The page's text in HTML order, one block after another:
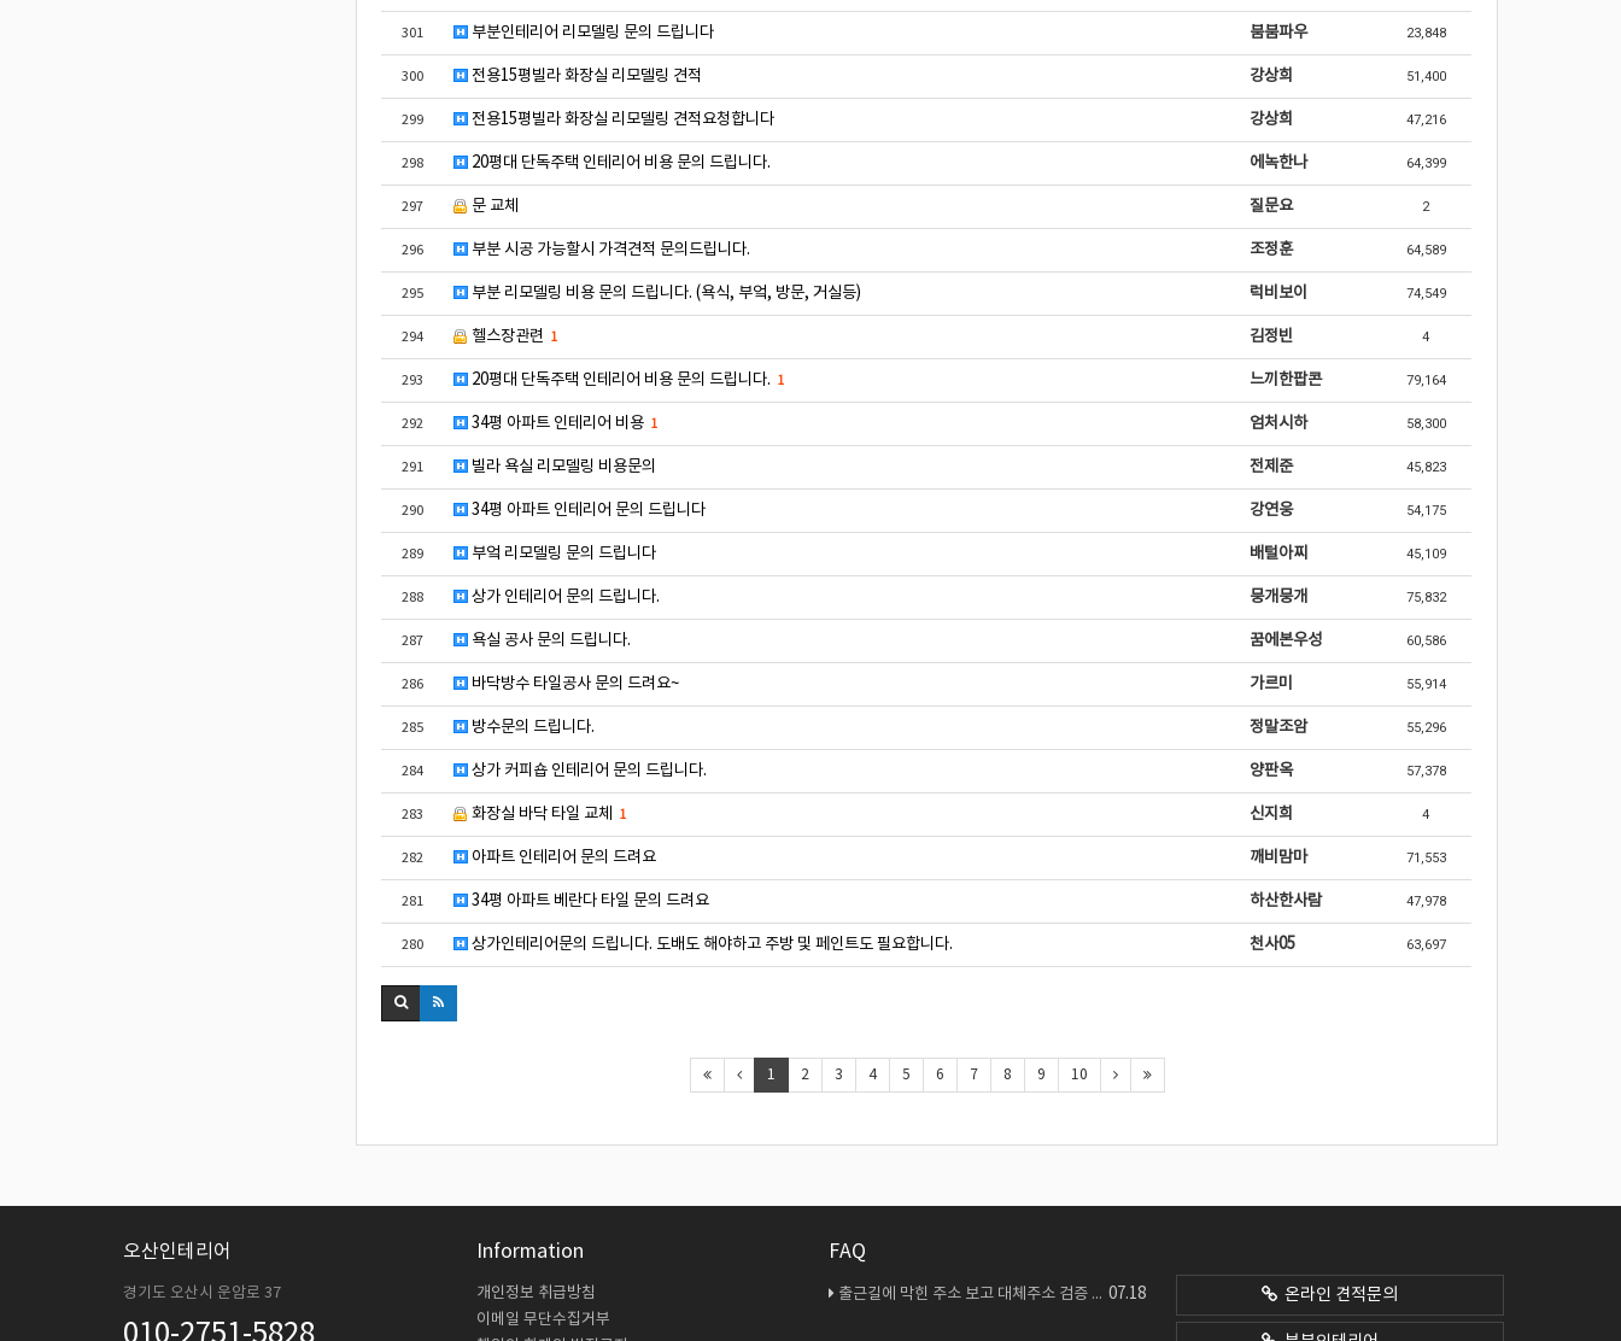
301 부분인테리어 리모델링 문의 드립니다 붐붐파우 23,848
300 전용15평빌라 화장실 리모델링 견적 강상희 51,400
299 전용15평빌라 화장실 리모델링 견적요청합니다 강상희 47,216
298 20평대 단독주택 인테리어 비용 문의 드립니다. 에녹한나 64,399
297 문 교체 질문요 2
296 부분 시공 가능할시 가격견적 문의드립니다. 조정훈 64,589
295 부분 리모델링 비용 문의 드립니다. (욕식, 부엌, 방문, 거실등) 럭비보이 74,549
294 헬스장관련 1 김정빈 4
293 20평대 단독주택 인테리어 비용 문의 드립니다. 1 느끼한팝콘 79,164
292 34평 아파트 인테리어 비용 1 엄처시하 58,300
291 빌라 욕실 리모델링 비용문의 전제준 45,823
290 34평 아파트 인테리어 문의 드립니다 강연웅 54,175
289 부엌 리모델링 문의 드립니다 배털아찌 45,109
288 상가 인테리어 문의 드립니다. 뭉개뭉개 75,832
287 욕실 공사 문의 드립니다. 꿈에본우성 60,586
286 바닥방수 타일공사 문의 드려요~ 가르미 55,914
285 방수문의 드립니다. 정말조암 55,296
284 상가 커피숍 인테리어 문의 드립니다. 양판옥 57,378
283 화장실 바닥 타일 교체 1 신지희 4
282 아파트 인테리어 문의 드려요 깨비맘마 71,553
281 34평 아파트 베란다 타일 문의 드려요 하산한사람 47,978
280 상가인테리어문의 드립니다. 도배도 해야하고 주방 및 페인트도 필요합니다. 천사05 63,697
1 2 3 4 5 6 7 8 9 10
오산인테리어
경기도 오산시 운암로 37
Information
개인정보 취급방침
이메일 무단수집거부
FAQ
07.18
출근길에 막힌 주소 보고 대체주소 검증 다시 해봤네요 온라인 견적문의